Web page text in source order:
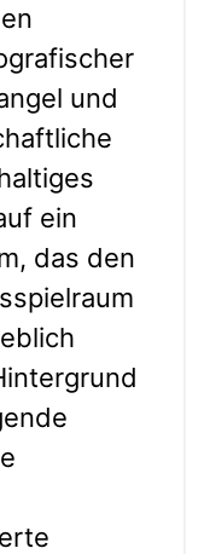
und
ein
das den